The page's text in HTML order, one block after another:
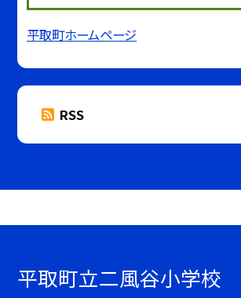
平取町ホームページ
RSS
平取町立二風谷小学校